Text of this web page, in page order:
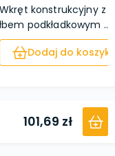
Wkręt konstrukcyjny z
łbem podkładkowym ...
Dodaj do
101,69 zł